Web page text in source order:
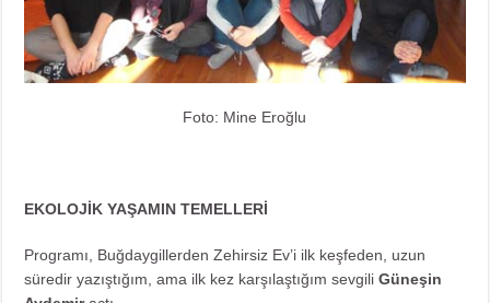
Foto: Mine Eroğlu
EKOLOJİK YAŞAMIN TEMELLERİ
Programı, Buğdaygillerden Zehirsiz Ev’i ilk keşfeden, uzun
süredir yazıştığım, ama ilk kez karşılaştığım sevgiliGüneşin